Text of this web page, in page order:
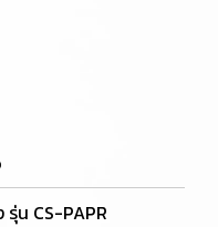
รุ่น CS-PAPR